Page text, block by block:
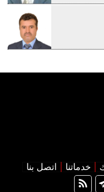
خدماتنا اتصل بنا